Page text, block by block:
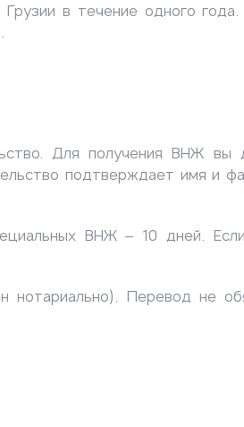
в течение одного
Для получения ВНЖ вы
подтверждает имя и
ВНЖ ‒ 10 дней.
Перевод не